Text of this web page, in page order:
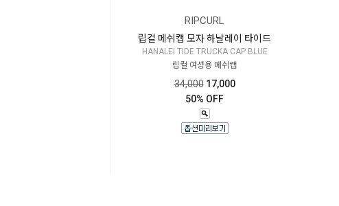
RIPCURL
립컬 메쉬캡 모자 하날레이 타이드
HANALEI TIDE TRUCKA CAP BLUE
립컬 여성용 메쉬캡
34,000 17,000
50% OFF